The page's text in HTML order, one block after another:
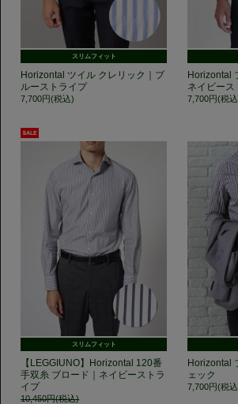
スリムフィット
Horizontal ツイル クレリック｜ブ
ルーストライプ
7,700円(税込)
Horizontal
ネイビース
7,700円(税
スリムフィット
【LEGGIUNO】Horizontal 120番
手双糸 ブロード｜ネイビーストラ
イプ
10,450円(税込)
Horizontal
ェック
7,700円(税